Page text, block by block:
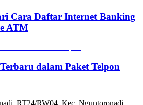
Cara Daftar Internet Banking
ATM
dalam Paket Telpon
RT24/RW04, Kec. Nguntoronadi,